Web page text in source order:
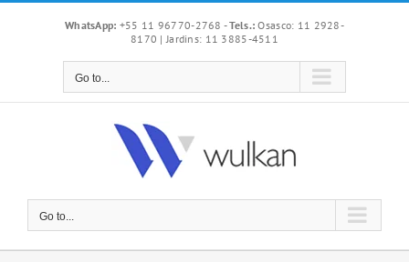
WhatsApp: +55 11 96770-2768 -Tels.: Osasco: 11 2928-
8170 | Jardins: 11 3885-4511
Go to...
Go to...